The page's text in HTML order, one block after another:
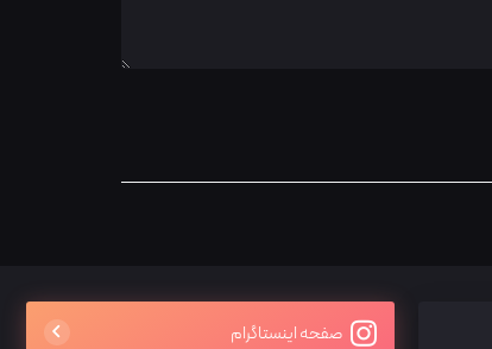
صفحه اینستاگرام